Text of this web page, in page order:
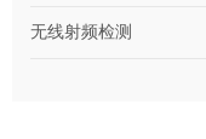
无线射频检测